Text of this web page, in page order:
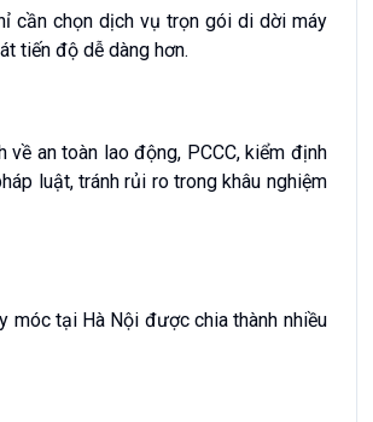
cần chọn dịch vụ trọn gói di dời máy
tiến độ dễ dàng hơn.
an toàn lao động, PCCC, kiểm định
luật, tránh rủi ro trong khâu nghiệm
móc tại Hà Nội được chia thành nhiều